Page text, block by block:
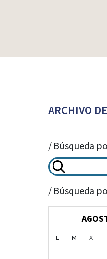
ARCHIVO
/ Búsqueda
/ Búsqueda
L M X